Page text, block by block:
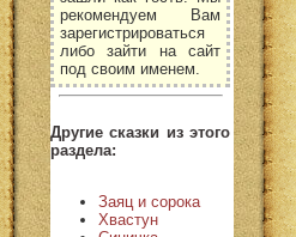
рекомендуем Вам
зарегистрироваться
либо зайти на сайт
под своим именем.
Другие сказки из этого
раздела:
Заяц и сорока
Хвастун